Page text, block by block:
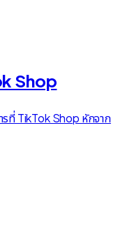
Shop
ที่ TikTok Shop หักจาก